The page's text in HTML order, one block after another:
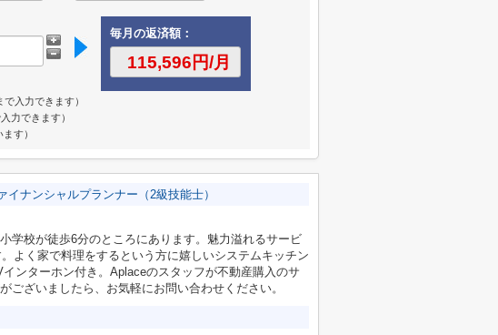
毎月の返済額：
で入力できます）
力できます）
す）
ナンシャルプランナー（2級技能士）
学校が徒歩6分のところにあります。魅力溢れるサービ
よく家で料理をするという方に嬉しいシステムキッチン
ンターホン付き。Aplaceのスタッフが不動産購入のサ
ございましたら、お気軽にお問い合わせください。